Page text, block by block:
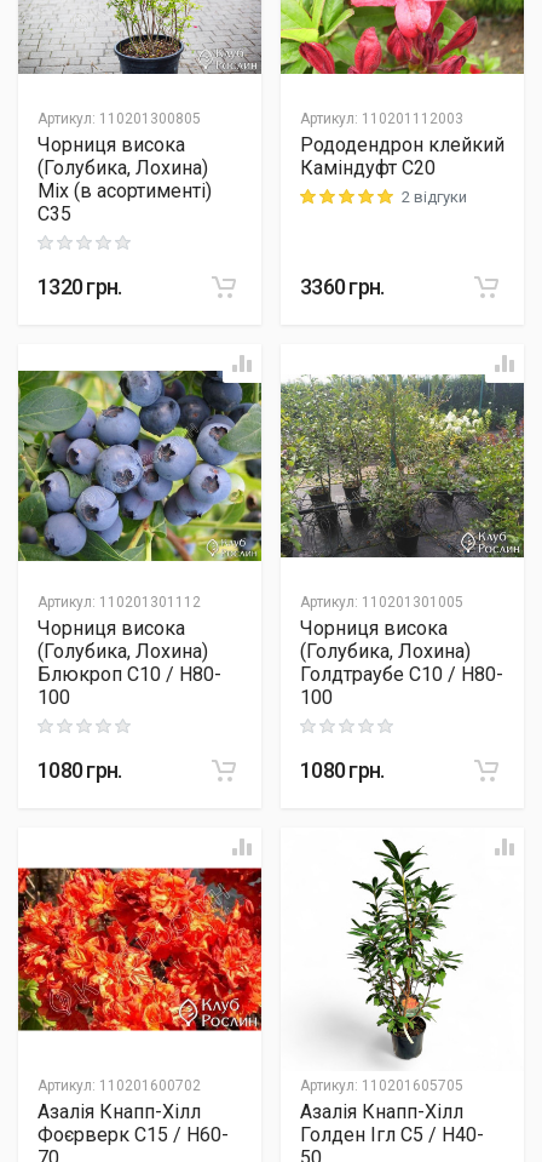
Артикул: 110201300805
Чорниця висока
(Голубика, Лохина)
Mix (в асортименті)
C35
Rating: 0 out of 5
1320грн.
Артикул: 110201112003
Рододендрон клейкий
Каміндуфт C20
Rating: 5 out of 52 відгуки
3360грн.
Артикул: 110201301112
Чорниця висока
(Голубика, Лохина)
Блюкроп C10 / H80-
100
Rating: 0 out of 5
1080грн.
Артикул: 110201301005
Чорниця висока
(Голубика, Лохина)
Голдтраубе C10 / H80-
100
Rating: 0 out of 5
1080грн.
Артикул: 110201600702
Азалія Кнапп-Хілл
Фоєрверк C15 / H60-
Артикул: 110201605705
Азалія Кнапп-Хілл
Голден Ігл C5 / H40-